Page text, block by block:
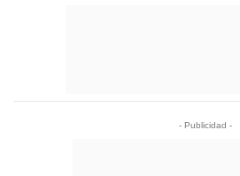
- Publicidad -